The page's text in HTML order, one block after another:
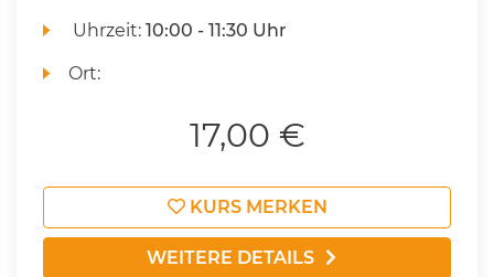
Uhrzeit:10:00 - 11:30 Uhr
Ort:
17,00 €
KURS MERKEN
WEITERE DETAILS